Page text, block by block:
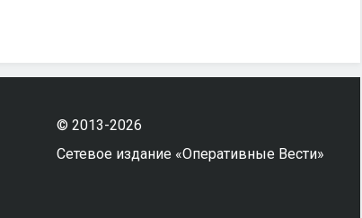
© 2013-2026
Сетевое издание «Оперативные Вести»